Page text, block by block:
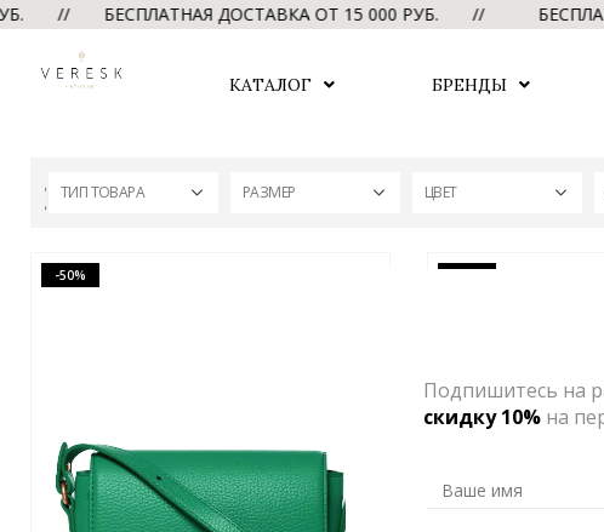
// БЕСПЛАТНАЯ ДОСТАВКА ОТ 15 000 РУБ. //
КАТАЛОГ БРЕНДЫ
ТИП ТОВАРА РАЗМЕР ЦВЕТ
-50%
Подпишитесь на
скидку 10%на